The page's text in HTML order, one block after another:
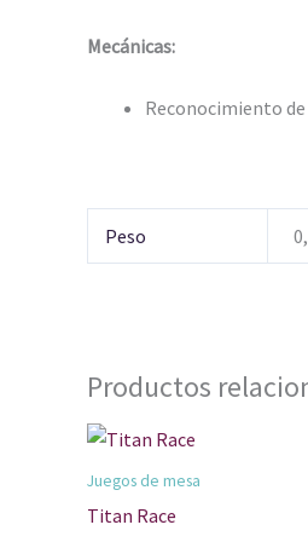
Mecánicas:
Reconocimiento
Peso
Productos
Juegos de mesa
Titan Race